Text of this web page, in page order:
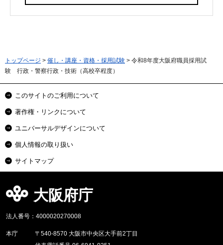
トップページ > 催し・講座・資格・採用試験 > 令和8年度大阪府職員採用試
験 行政・警察行政・技術（高校卒程度）
このサイトのご利用について
著作権・リンクについて
ユニバーサルデザインについて
個人情報の取り扱い
サイトマップ
大阪府庁
法人番号：4000020270008
本庁
〒540-8570 大阪市中央区大手前2丁目